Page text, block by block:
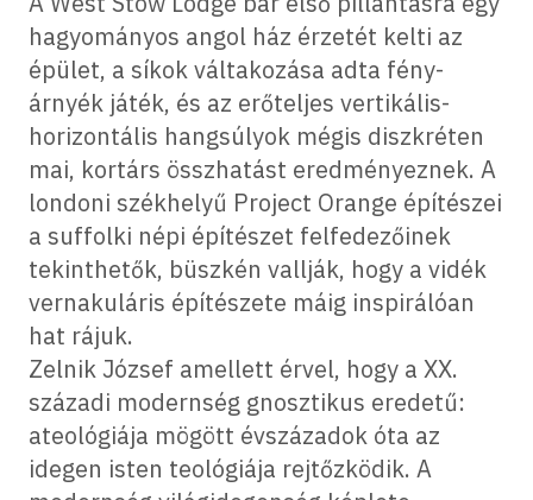
hagyományos angol ház érzetét kelti az
épület, a síkok váltakozása adta fény-
árnyék játék, és az erőteljes vertikális-
horizontális hangsúlyok mégis diszkréten
mai, kortárs összhatást eredményeznek. A
londoni székhelyű Project Orange építészei
a suffolki népi építészet felfedezőinek
tekinthetők, büszkén vallják, hogy a vidék
vernakuláris építészete máig inspirálóan
hat rájuk.
Zelnik József amellett érvel, hogy a XX.
századi modernség gnosztikus eredetű:
ateológiája mögött évszázadok óta az
idegen isten teológiája rejtőzködik. A